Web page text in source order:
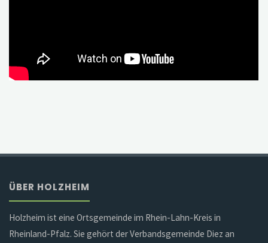
ÜBER HOLZHEIM
Holzheim ist eine Ortsgemeinde im Rhein-Lahn-Kreis in
Rheinland-Pfalz. Sie gehört der Verbandsgemeinde Diez an